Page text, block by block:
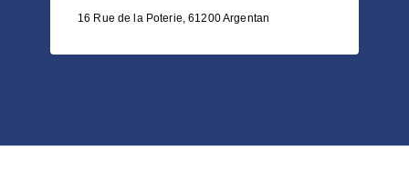
16 Rue de la Poterie, 61200 Argentan